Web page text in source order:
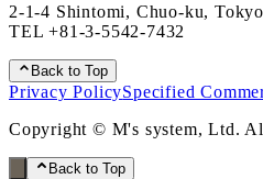
2-1-4 Shintomi, Chuo-ku,
TEL+81-3-5542-7432
Back to Top
Privacy PolicySpecified
Copyright © M's system, Ltd.
Back to Top